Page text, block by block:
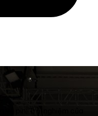
pin: Trải nghiệm của